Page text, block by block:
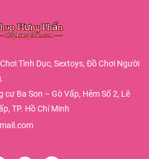
Tình Dục, Sextoys, Đồ Chơi Người
cư Ba Son – Gò Vấp, Hẻm Số 2, Lê
TP. Hồ Chí Minh